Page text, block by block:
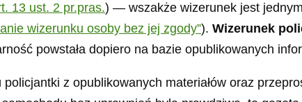
13 ust. 2 pr.pras.) — wszakże wizerunek jest
wizerunku osoby bez jej zgody”). Wizerunek
powstała dopiero na bazie opublikowanych
z opublikowanych materiałów oraz